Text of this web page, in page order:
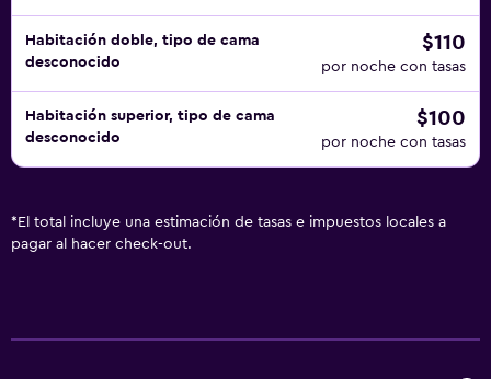
Habitación doble, tipo de cama
desconocido
$110
por noche con tasas
Habitación superior, tipo de cama
desconocido
$100
por noche con tasas
* El total incluye una estimación de tasas e impuestos locales a
pagar al hacer check-out.